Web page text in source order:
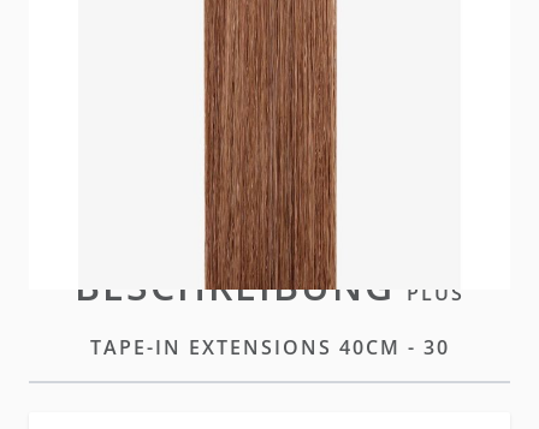
oderein Konto erstellen
BESCHREIBUNG PLUS
TAPE-IN EXTENSIONS 40CM - 30